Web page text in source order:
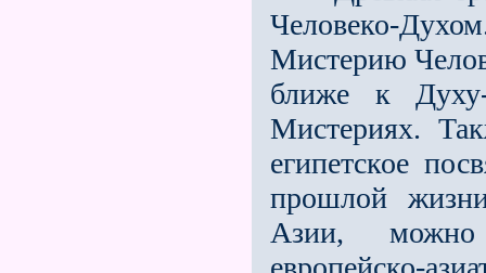
Человеко-
Мистерию
ближе к
Мистериях.
египетское
прошлой
Азии, можно